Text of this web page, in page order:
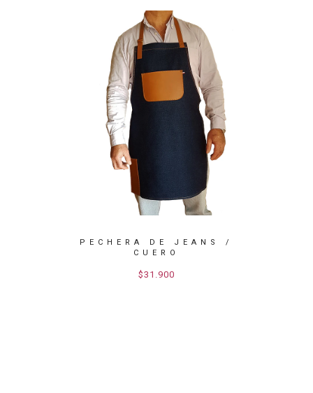
PECHERA DE JEANS /
CUERO
$31.900